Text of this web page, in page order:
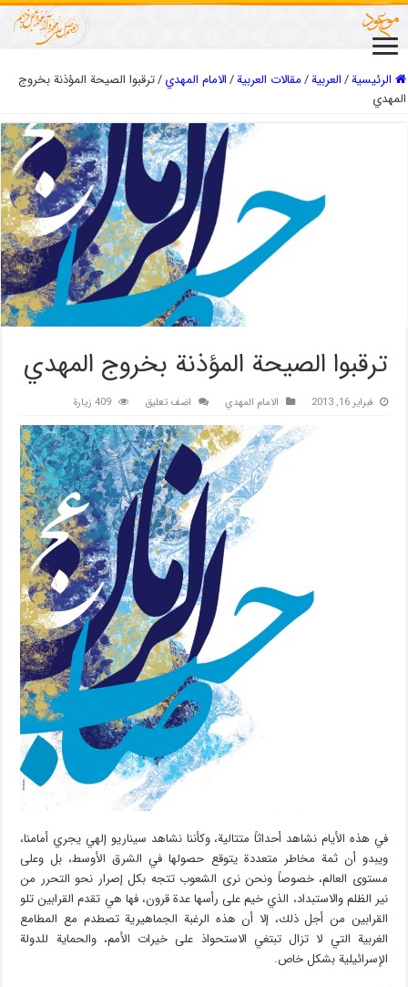
الرئيسية/العربیة/مقالات العربیة/الامام المهدي /ترقبوا الصيحة المؤذنة بخروج
المهدي
ترقبوا الصيحة المؤذنة بخروج المهدي
فبراير 16, 2013 الامام المهدي اضف تعليق 409 زيارة
في هذه الأيام نشاهد أحداثاً متتالية، وكأننا نشاهد سيناريو إلهي يجري أمامنا،
ويبدو أن ثمة مخاطر متعددة يتوقع حصولها في الشرق الأوسط، بل وعلى
مستوى العالم، خصوصاً ونحن نرى الشعوب تتجه بكل إصرار نحو التحرر من
نير الظلم والاستبداد، الذي خيم على رأسها عدة قرون، فها هي تقدم القرابين تلو
القرابين من أجل ذلك، إلا أن هذه الرغبة الجماهيرية تصطدم مع المطامع
الغربية التي لا تزال تبتغي الاستحواذ على خيرات الأمم، والحماية للدولة
الإسرائيلية بشكل خاص.